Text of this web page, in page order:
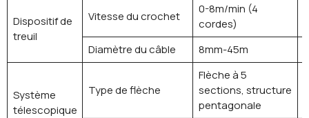
Dispositif de
treuil
Vitesse du crochet
0-8m/min (4
cordes)
Diamètre du câble 8mm-45m
Système
télescopique
Type de flèche
Flèche à 5
sections, structure
pentagonale